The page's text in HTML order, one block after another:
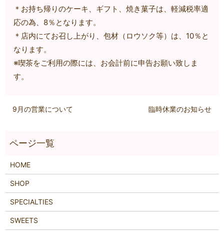
＊お持ち帰りのケーキ、ギフト、焼き菓子は、軽減税率適
応の為、8％となります。
＊店内にてお召し上がり、包材（ロウソク等）は、10％と
なります。
※喫茶をご利用の際には、お会計前に申告お願い致しま
す。
9月の営業について 臨時休業のお知らせ
HOME
SHOP
SPECIALTIES
SWEETS